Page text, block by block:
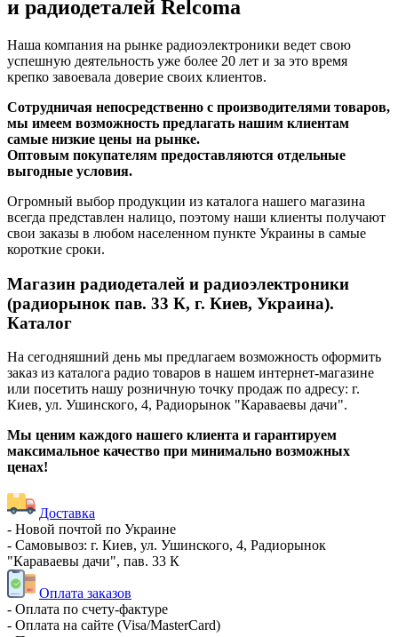
и радиодеталей Relcoma
Наша компания на рынке радиоэлектроники ведет свою
успешную деятельность уже более 20 лет и за это время
крепко завоевала доверие своих клиентов.
Сотрудничая непосредственно с производителями товаров,
мы имеем возможность предлагать нашим клиентам
самые низкие цены на рынке.
Оптовым покупателям предоставляются отдельные
выгодные условия.
Огромный выбор продукции из каталога нашего магазина
всегда представлен налицо, поэтому наши клиенты получают
свои заказы в любом населенном пункте Украины в самые
короткие сроки.
Магазин радиодеталей и радиоэлектроники
(радиорынок пав. 33 К, г. Киев, Украина).
Каталог
На сегодняшний день мы предлагаем возможность оформить
заказ из каталога радио товаров в нашем интернет-магазине
или посетить нашу розничную точку продаж по адресу: г.
Киев, ул. Ушинского, 4, Радиорынок "Караваевы дачи".
Мы ценим каждого нашего клиента и гарантируем
максимальное качество при минимально возможных
ценах!
Доставка
- Новой почтой по Украине
- Самовывоз: г. Киев, ул. Ушинского, 4, Радиорынок
"Караваевы дачи", пав. 33 К
Оплата заказов
- Оплата по счету-фактуре
- Оплата на сайте (Visa/MasterCard)